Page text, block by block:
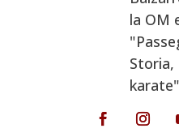
la OM